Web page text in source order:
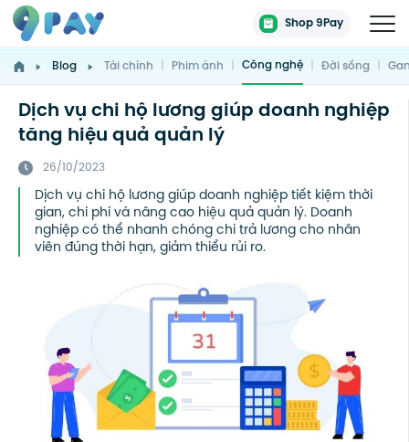
Shop 9Pay
Blog Tài chính | Phim ảnh | Công nghệ | Đời sống |
Dịch vụ chi hộ lương giúp doanh nghiệp
tăng hiệu quả quản lý
26/10/2023
Dịch vụ chi hộ lương giúp doanh nghiệp tiết kiệm thời
gian, chi phí và nâng cao hiệu quả quản lý. Doanh
nghiệp có thể nhanh chóng chi trả lương cho nhân
viên đúng thời hạn, giảm thiểu rủi ro.